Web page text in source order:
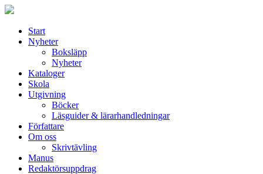
Start
Nyheter
Boksläpp
Nyheter
Kataloger
Skola
Utgivning
Böcker
Läsguider & lärarhandledningar
Författare
Om oss
Skrivtävling
Manus
Redaktörsuppdrag